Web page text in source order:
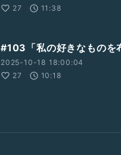
27
11:38
#103「私の好きなものを
2025-10-18 18:00:04
27
10:18